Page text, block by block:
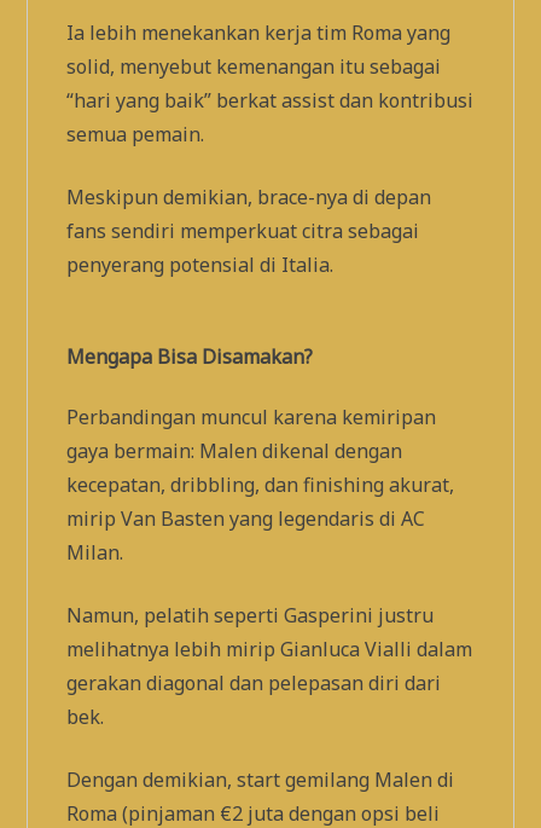
Ia lebih menekankan kerja tim Roma yang
solid, menyebut kemenangan itu sebagai
“hari yang baik” berkat assist dan kontribusi
semua pemain.
Meskipun demikian, brace-nya di depan
fans sendiri memperkuat citra sebagai
penyerang potensial di Italia.
Mengapa Bisa Disamakan?
Perbandingan muncul karena kemiripan
gaya bermain: Malen dikenal dengan
kecepatan, dribbling, dan finishing akurat,
mirip Van Basten yang legendaris di AC
Milan.
Namun, pelatih seperti Gasperini justru
melihatnya lebih mirip Gianluca Vialli dalam
gerakan diagonal dan pelepasan diri dari
bek.
Dengan demikian, start gemilang Malen di
Roma (pinjaman €2 juta dengan opsi beli